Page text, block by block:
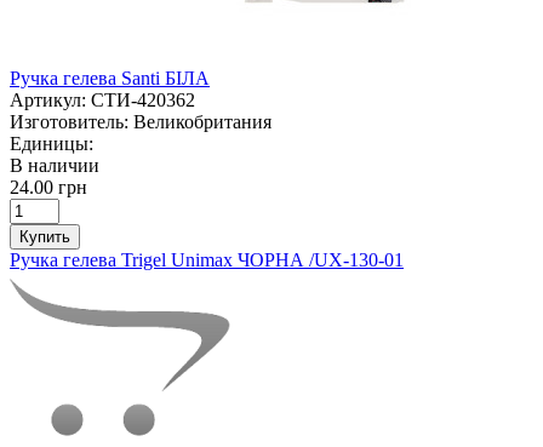
Ручка гелева Santi БІЛА
Артикул: СТИ-420362
Изготовитель: Великобритания
Единицы:
В наличии
24.00 грн
Купить
Ручка гелева Trigel Unimax ЧОРНА /UX-130-01